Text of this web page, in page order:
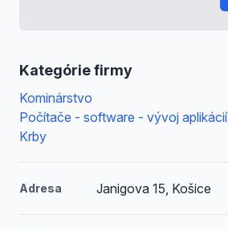
Kategórie firmy
Kominárstvo
Počítače - software - vývoj aplikácií
Krby
Adresa Janigova 15, Košice